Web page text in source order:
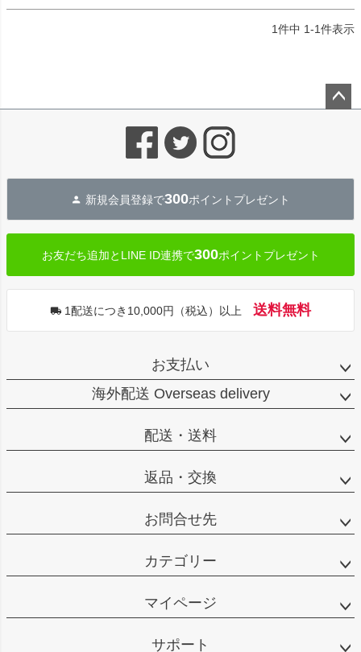
1件中 1-1件表示
新規会員登録で300ポイントプレゼント
お友だち追加とLINE ID連携で300ポイントプレゼント
1配送につき10,000円（税込）以上 送料無料
お支払い
海外配送 Overseas delivery
配送・送料
返品・交換
お問合せ先
カテゴリー
マイページ
サポート